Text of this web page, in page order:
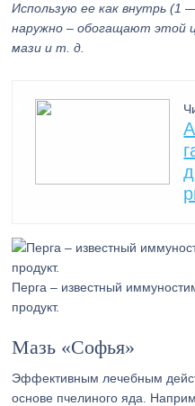
Использую ее как внутрь (1
наружно – обогащают этой
мази и т. д.
Перга – известный
продукт.
Мазь «Софья»
Эффективным лечебным
основе пчелиного яда.